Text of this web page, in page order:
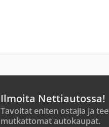
Ilmoita Nettiautossa!
Tavoitat eniten ostajia ja
mutkattomat autokaupat.